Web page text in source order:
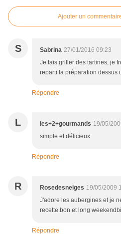
Ajouter un
S Sabrina 27/01/2016 09:23
Je fais griller des tartines, je
reparti la préparation dessus
Répondre
L les+2+gourmands 19/05/
simple et délicieux
Répondre
R Rosedesneiges 19/05/2009
J'adore les aubergines et je
recette.bon et long
Répondre